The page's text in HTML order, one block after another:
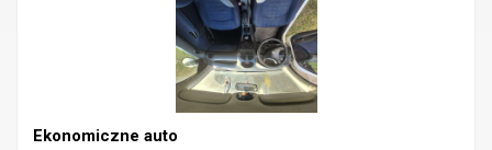
Ekonomiczne auto